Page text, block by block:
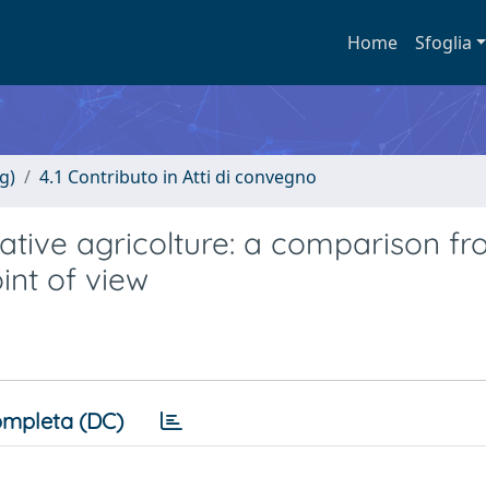
Home Sfoglia
4.1 Contributo in Atti di convegno
agricolture: a comparison
of view
(DC)